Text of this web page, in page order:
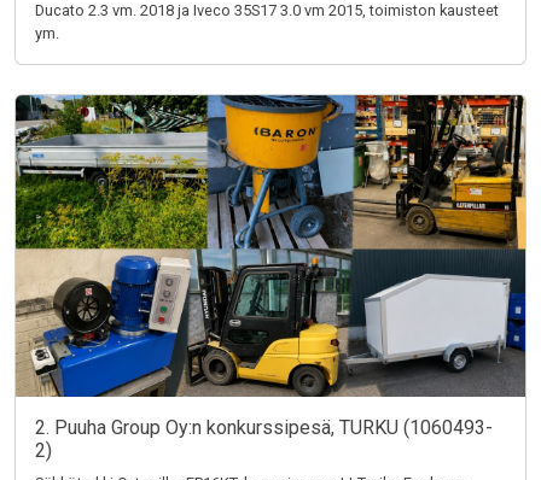
Ducato 2.3 vm. 2018 ja Iveco 35S17 3.0 vm 2015, toimiston kausteet
ym.
2. Puuha Group Oy:n konkurssipesä, TURKU (1060493-
2)